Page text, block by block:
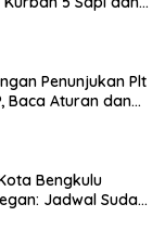
Penunjukan Plt
Baca Aturan dan
Bengkulu
Jadwal Sudah